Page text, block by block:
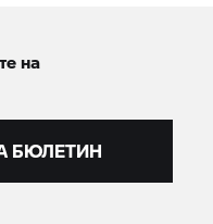
на
БЮЛЕТИН